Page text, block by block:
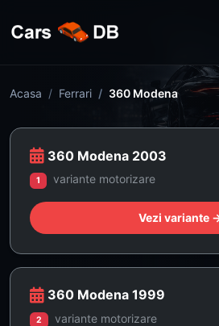
Acasa Ferrari 360 Modena
360 Modena 2003
1 variante motorizare
Vezi variante
360 Modena 1999
2 variante motorizare